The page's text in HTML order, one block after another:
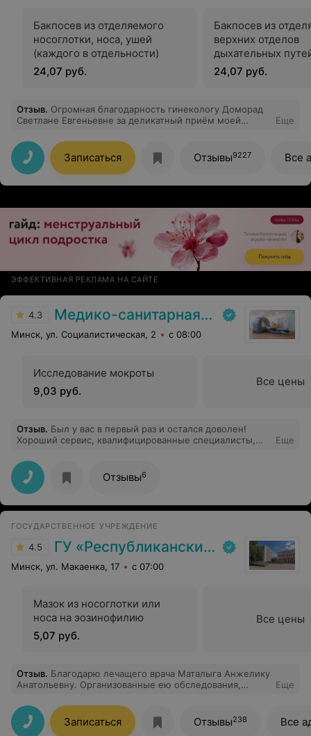
Бакпосев из отделяемого
носоглотки, носа, ушей
(каждого в отдельности)
24,07 руб.
Бакпосев из
верхних отделов
дыхательных
носоглотки,
носа, уха и др.)
24,07 руб.
Отзыв. Огромная благодарность гинекологу Доморад
Светлане Евгеньевне за деликатный приём моей
Еще
Записаться Отзывы9227 Все
ЭФФЕКТИВНАЯ РЕКЛАМА НА САЙТЕ
4.3 Медико-санитарная часть «МАЗ»
Минск, ул. Социалистическая, 2 с 08:00
Исследование мокроты
9,03 руб.
Все цены
Отзыв. Был у вас в первый раз и остался доволен!
Хороший сервис, квалифицированные специалисты,
необходимости приду к вам еще!
Еще
Отзывы6
ГОСУДАРСТВЕННОЕ УЧРЕЖДЕНИЕ
4.5 ГУ «Республиканский научно-практический центр медицинской экспертизы и реабилитаци»
Минск, ул. Макаенка, 17 с 07:00
Мазок из носоглотки или
носа на эозинофилию
5,07 руб.
Все цены
Отзыв. Благодарю лечащего врача Маталыга Анжелику
Анатольевну. Организованные ею обследования,
улучшили моё здоровье и самочувствие, а особенно –
работу руки, сердечно-сосудистоой системы и зрения.
Еще
Записаться Отзывы238 Все